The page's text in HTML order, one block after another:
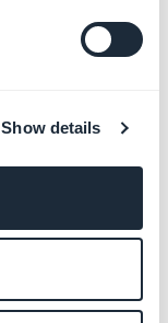
Show details